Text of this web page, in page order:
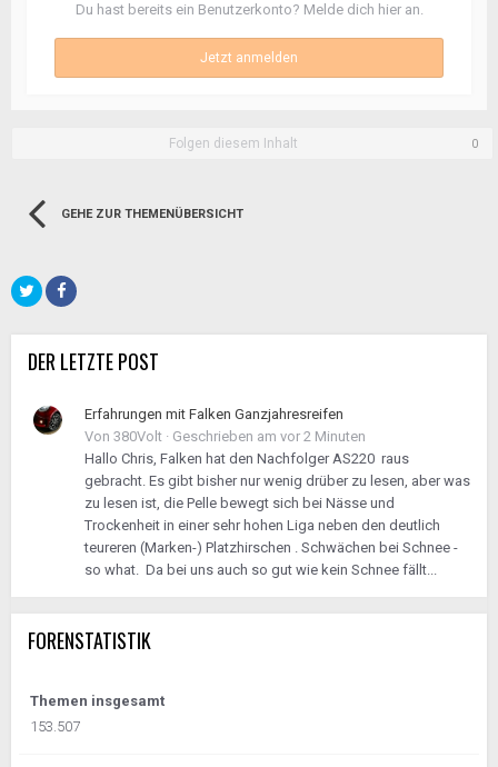
Du hast bereits ein Benutzerkonto? Melde dich hier an.
Jetzt anmelden
Folgen diesem Inhalt 0
GEHE ZUR THEMENÜBERSICHT
DER LETZTE POST
Erfahrungen mit Falken Ganzjahresreifen
Von 380Volt · Geschrieben am vor 2 Minuten
Hallo Chris, Falken hat den Nachfolger AS220 raus
gebracht. Es gibt bisher nur wenig drüber zu lesen, aber was
zu lesen ist, die Pelle bewegt sich bei Nässe und
Trockenheit in einer sehr hohen Liga neben den deutlich
teureren (Marken-) Platzhirschen . Schwächen bei Schnee -
so what. Da bei uns auch so gut wie kein Schnee fällt...
FORENSTATISTIK
Themen insgesamt
153.507